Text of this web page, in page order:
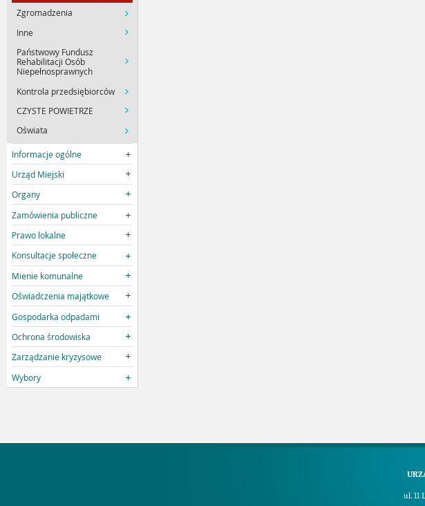
Zgromadzenia
Inne
Państwowy Fundusz
Rehabilitacji Osób
Niepełnosprawnych
Kontrola przedsiębiorców
CZYSTE POWIETRZE
Oświata
Informacje ogólne
Urząd Miejski
Organy
Zamówienia publiczne
Prawo lokalne
Konsultacje społeczne
Mienie komunalne
Oświadczenia majątkowe
Gospodarka odpadami
Ochrona środowiska
Zarządzanie kryzysowe
Wybory
ul. 11